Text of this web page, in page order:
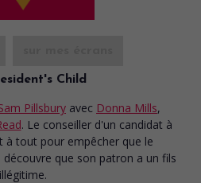
Child
Pillsbury avec Donna Mills,
. Le conseiller d'un candidat à
à tout pour empêcher que le
que son patron a un fils
illégitime.